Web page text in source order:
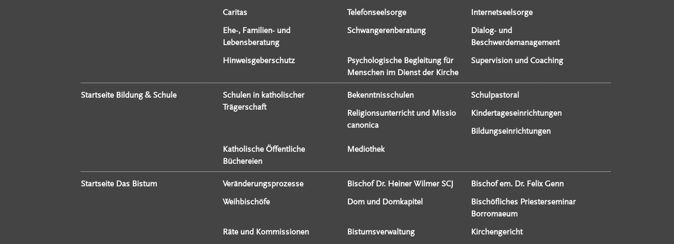
Caritas
Telefonseelsorge
Internetseelsorge
Ehe-, Familien- und
Lebensberatung
Schwangerenberatung
Dialog- und
Beschwerdemanagement
Hinweisgeberschutz
Psychologische Begleitung für
Menschen im Dienst der Kirche
Supervision und Coaching
Startseite Bildung & Schule
Schulen in katholischer
Trägerschaft
Bekenntnisschulen
Schulpastoral
Religionsunterricht und Missio
canonica
Kindertageseinrichtungen
Bildungseinrichtungen
Katholische Öffentliche
Büchereien
Mediothek
Startseite Das Bistum Veränderungsprozesse Bischof Dr. Heiner Wilmer SCJ
Bischof em. Dr. Felix Genn
Weihbischöfe
Dom und Domkapitel
Bischöfliches Priesterseminar
Borromaeum
Räte und Kommissionen
Bistumsverwaltung Kirchengericht